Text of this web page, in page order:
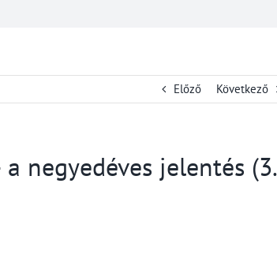
Előző Következő
negyedéves jelentés (3.